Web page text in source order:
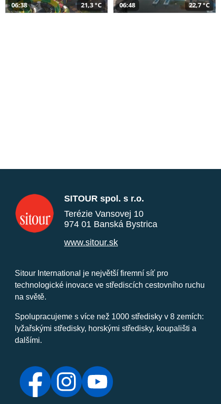
06:38 21,3 °C 06:48 22,7 °C
SITOUR spol. s r.o.
Terézie Vansovej 10
974 01 Banská Bystrica
www.sitour.sk
Sitour International je největší firemní síť pro
technologické inovace ve střediscích cestovního ruchu
na světě.
Spolupracujeme s více než 1000 středisky v 8 zemích:
lyžařskými středisky, horskými středisky, koupališti a
dalšími.